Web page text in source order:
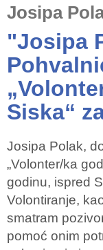
Josipa
"Josipa
Siska“
Josipa Polak,
„Volonter/ka
godinu, ispred
Volontiranje,
smatram
pomoć onim